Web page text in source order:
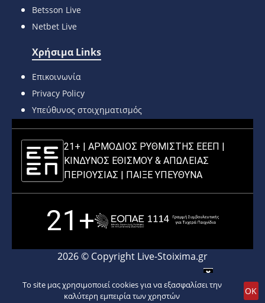
Betsson Live
Netbet Live
Χρήσιμα Links
Επικοινωνία
Privacy Policy
Υπεύθυνος στοιχηματισμός
21+ | ΑΡΜΟΔΙΟΣ ΡΥΘΜΙΣΤΗΣ ΕΕΕΠ |
ΚΙΝΔΥΝΟΣ ΕΘΙΣΜΟΥ & ΑΠΩΛΕΙΑΣ
ΠΕΡΙΟΥΣΙΑΣ | ΠΑΙΞΕ ΥΠΕΥΘΥΝΑ
21+
2026 © Copyright Live-Stoixima.gr
To site μας χρησιμοποιεί cookies για να εξασφαλίσει την
καλύτερη εμπειρία των χρηστών
ΟΚ